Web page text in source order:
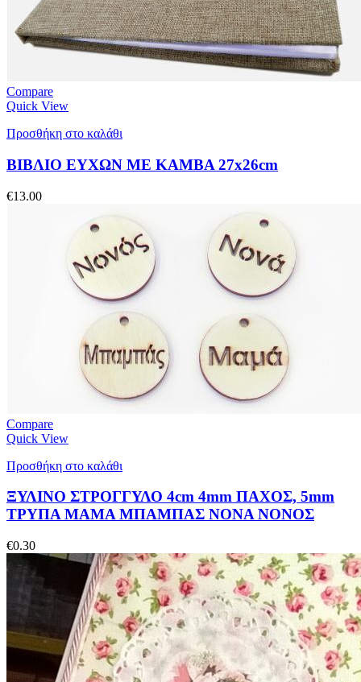
Compare
Quick View
Προσθήκη στο καλάθι
ΒΙΒΛΙΟ ΕΥΧΩΝ ME ΚΑΜΒΑ 27x26cm
€13.00
Compare
Quick View
Προσθήκη στο καλάθι
ΞΥΛΙΝΟ ΣΤΡΟΓΓΥΛΟ 4cm 4mm ΠΑΧΟΣ, 5mm
ΤΡΥΠΑ ΜΑΜΑ ΜΠΑΜΠΑΣ ΝΟΝΑ ΝΟΝΟΣ
€0.30